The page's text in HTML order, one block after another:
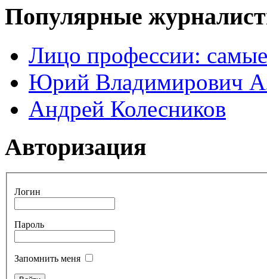
Популярные
Лицо профессии:
Юрий Владимирович
Андрей Колесников
Авторизация
Логин
Пароль
Запомнить меня